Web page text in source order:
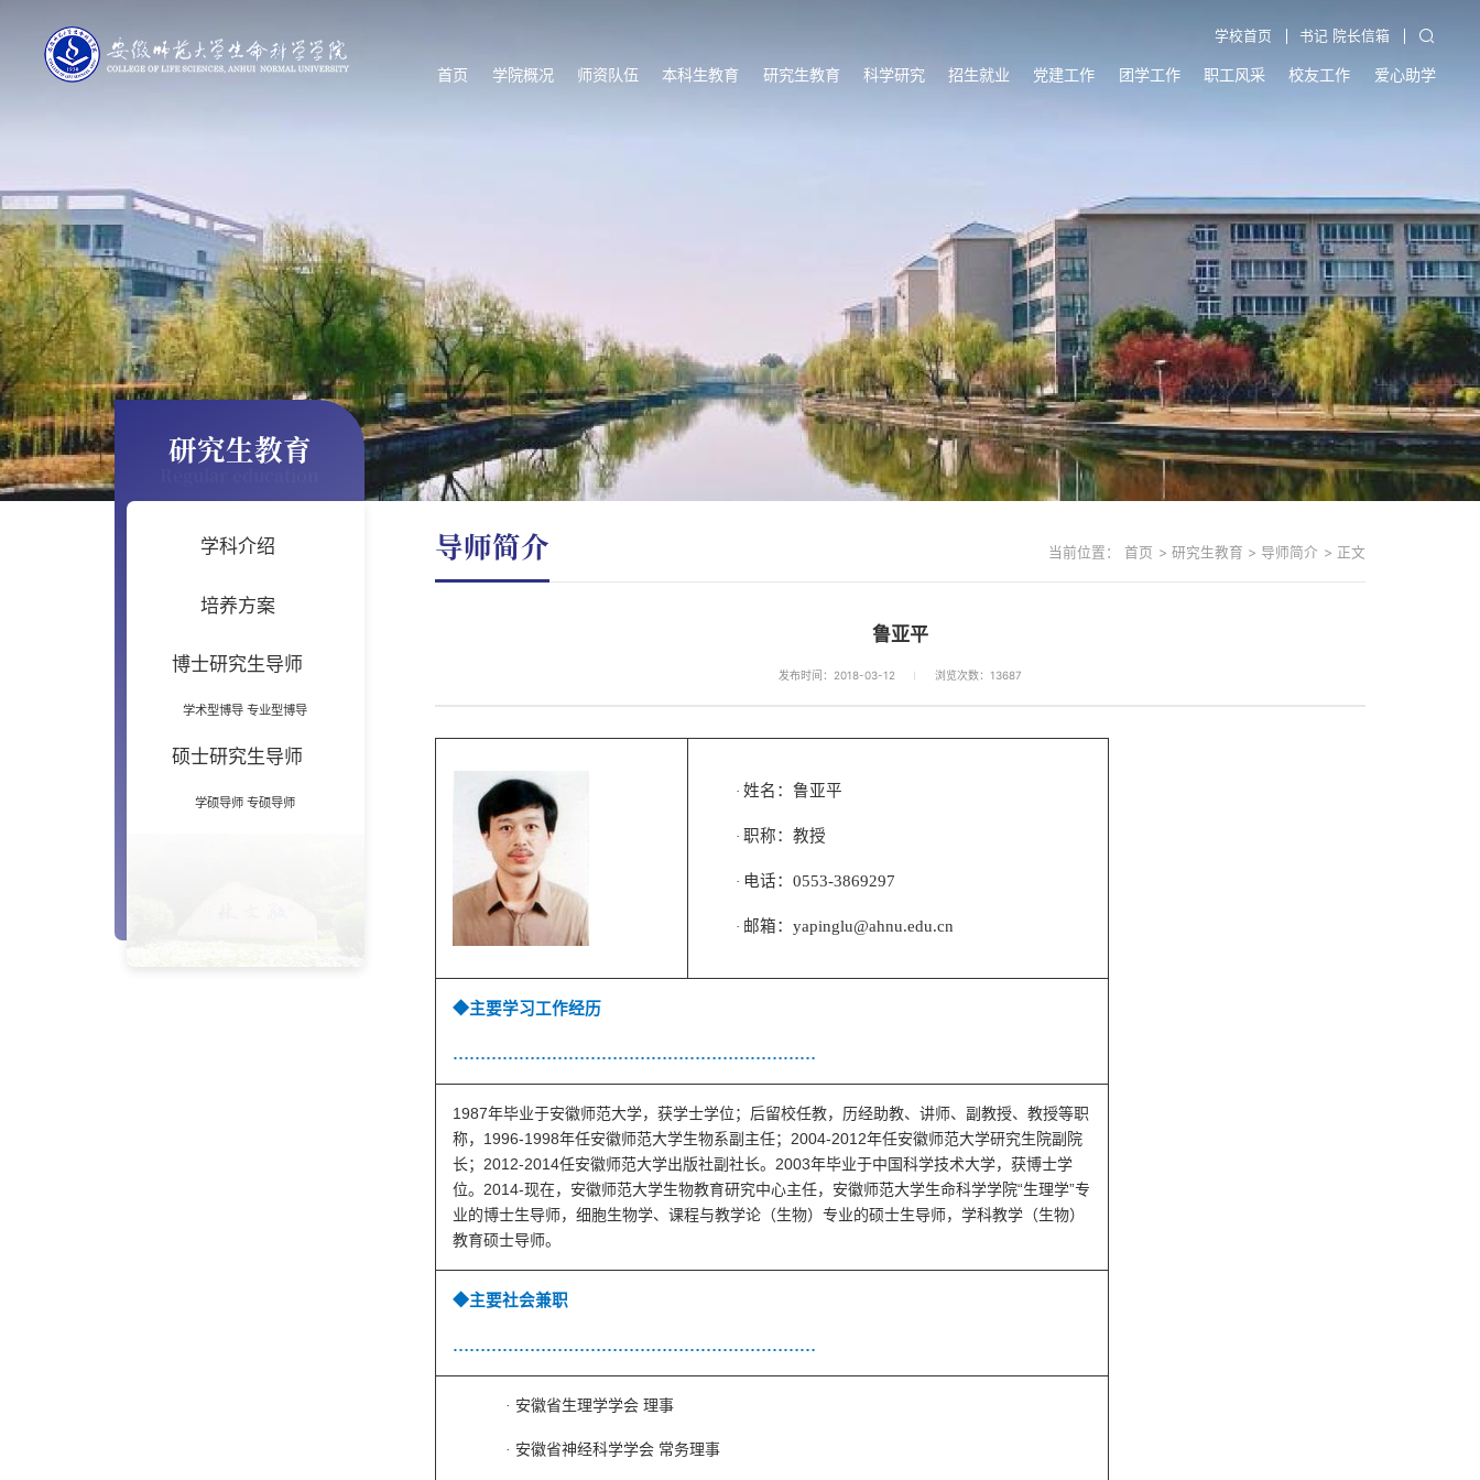
学校首页 书记 院长信箱
首页 学院概况 师资队伍 本科生教育 研究生教育 科学研究 招生就业 党建工作 团学工作 职工风采 校友工作 爱心助学
研究生教育
学科介绍
培养方案
博士研究生导师
学术型博导 专业型博导
硕士研究生导师
学硕导师 专硕导师
导师简介 当前位置： 首页 > 研究生教育 > 导师简介 > 正文
鲁亚平
发布时间：2018-03-12 浏览次数：13687
·姓名：鲁亚平
·职称：教授
· 电话：0553-3869297
· 邮箱：yapinglu@ahnu.edu.cn
◆主要学习工作经历
…………………………………………………………
1987年毕业于安徽师范大学，获学士学位；后留校任教，历经助教、讲师、副教授、教授等职
称， 1996-1998年任安徽师范大学生物系副主任；2004-2012年任安徽师范大学研究生院副院
长；2012-2014任安徽师范大学出版社副社长。2003年毕业于中国科学技术大学，获博士学
位。2014-现在，安徽师范大学生物教育研究中心主任，安徽师范大学生命科学学院“生理学”专
业的博士生导师，细胞生物学、课程与教学论（生物）专业的硕士生导师，学科教学（生物）
教育硕士导师。
◆主要社会兼职
…………………………………………………………
· 安徽省生理学学会 理事
· 安徽省神经科学学会 常务理事